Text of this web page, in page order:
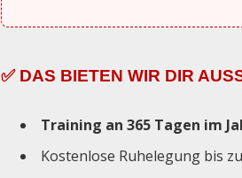
✅ DAS BIETEN WIR DIR
Training an 365 Tagen im
Kostenlose Ruhelegung bis